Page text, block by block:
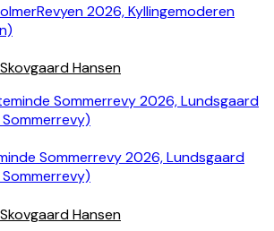
2026, Kyllingemoderen
Hansen
Sommerrevy 2026, Lundsgaard
Hansen